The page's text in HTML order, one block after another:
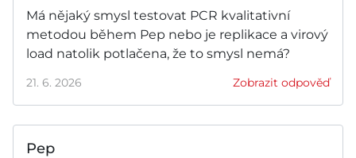
Má nějaký smysl testovat PCR kvalitativní
metodou během Pep nebo je replikace a virový
load natolik potlačena, že to smysl nemá?
21. 6. 2026 Zobrazit odpověď
Pep